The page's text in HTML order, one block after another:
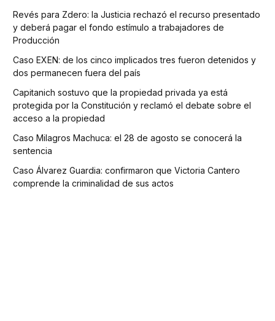
Revés para Zdero: la Justicia rechazó el recurso presentado
y deberá pagar el fondo estímulo a trabajadores de
Producción
Caso EXEN: de los cinco implicados tres fueron detenidos y
dos permanecen fuera del país
Capitanich sostuvo que la propiedad privada ya está
protegida por la Constitución y reclamó el debate sobre el
acceso a la propiedad
Caso Milagros Machuca: el 28 de agosto se conocerá la
sentencia
Caso Álvarez Guardia: confirmaron que Victoria Cantero
comprende la criminalidad de sus actos